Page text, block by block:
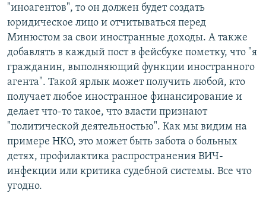
"иноагентов", то он должен будет создать
юридическое лицо и отчитываться перед
Минюстом за свои иностранные доходы. А также
добавлять в каждый пост в фейсбуке пометку, что "я
гражданин, выполняющий функции иностранного
агента". Такой ярлык может получить любой, кто
получает любое иностранное финансирование и
делает что-то такое, что власти признают
"политической деятельностью". Как мы видим на
примере НКО, это может быть забота о больных
детях, профилактика распространения ВИЧ-
инфекции или критика судебной системы. Все что
угодно.